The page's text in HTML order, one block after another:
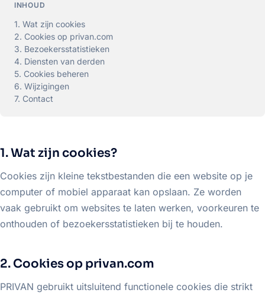
INHOUD
1. Wat zijn cookies
2. Cookies op privan.com
3. Bezoekersstatistieken
4. Diensten van derden
5. Cookies beheren
6. Wijzigingen
7. Contact
1. Wat zijn cookies?
Cookies zijn kleine tekstbestanden die een website op je
computer of mobiel apparaat kan opslaan. Ze worden
vaak gebruikt om websites te laten werken, voorkeuren te
onthouden of bezoekersstatistieken bij te houden.
2. Cookies op privan.com
PRIVAN gebruikt uitsluitend functionele cookies die strikt